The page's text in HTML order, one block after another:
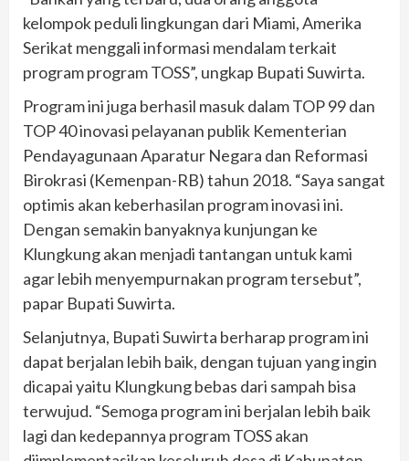
kelompok peduli lingkungan dari Miami, Amerika
Serikat menggali informasi mendalam terkait
program program TOSS”, ungkap Bupati Suwirta.
Program ini juga berhasil masuk dalam TOP 99 dan
TOP 40 inovasi pelayanan publik Kementerian
Pendayagunaan Aparatur Negara dan Reformasi
Birokrasi (Kemenpan-RB) tahun 2018. “Saya sangat
optimis akan keberhasilan program inovasi ini.
Dengan semakin banyaknya kunjungan ke
Klungkung akan menjadi tantangan untuk kami
agar lebih menyempurnakan program tersebut”,
papar Bupati Suwirta.
Selanjutnya, Bupati Suwirta berharap program ini
dapat berjalan lebih baik, dengan tujuan yang ingin
dicapai yaitu Klungkung bebas dari sampah bisa
terwujud. “Semoga program ini berjalan lebih baik
lagi dan kedepannya program TOSS akan